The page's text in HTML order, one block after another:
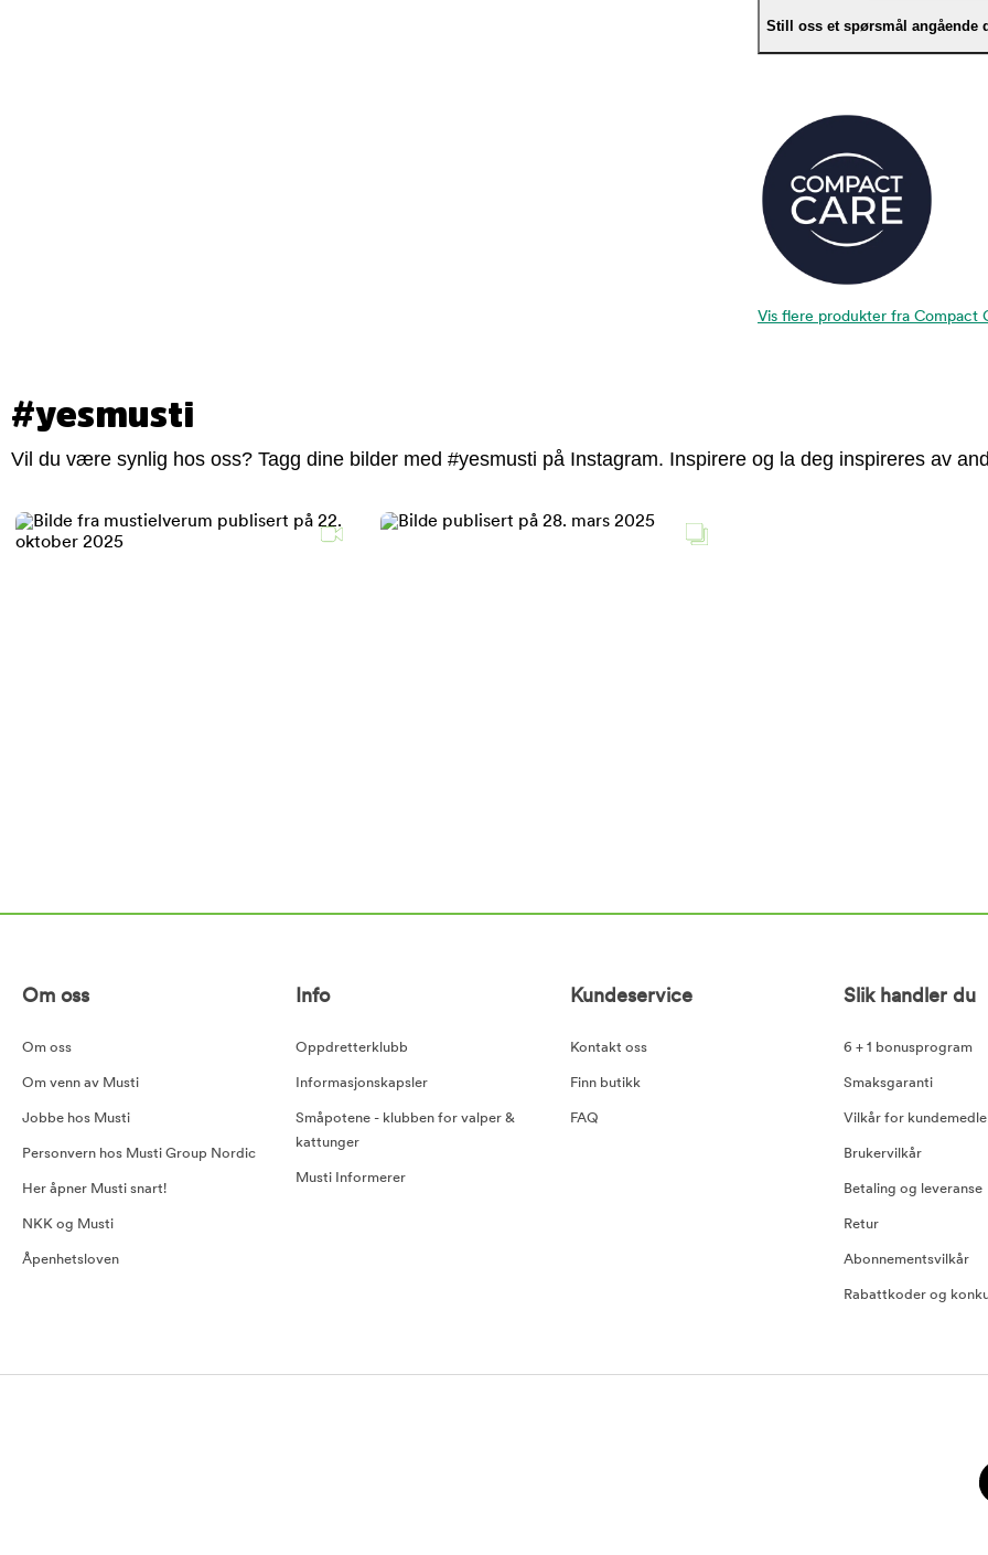
Still oss et spørsmål angående
Vis flere produkter fra Compact
#yesmusti
Vil du være synlig hos oss? Tagg dine bilder med #yesmusti på Instagram. Inspirere og la deg inspireres av
Om oss
Om oss
Om venn av Musti
Jobbe hos Musti
Personvern hos Musti Group Nordic
Her åpner Musti snart!
NKK og Musti
Åpenhetsloven
Info
Oppdretterklubb
Informasjonskapsler
Småpotene - klubben for valper &
kattunger
Musti Informerer
Kundeservice
Kontakt oss
Finn butikk
FAQ
Slik handler du
6 + 1 bonusprogram
Smaksgaranti
Vilkår for
Brukervilkår
Betaling og leveranse
Retur
Abonnementsvilkår
Rabattkoder og